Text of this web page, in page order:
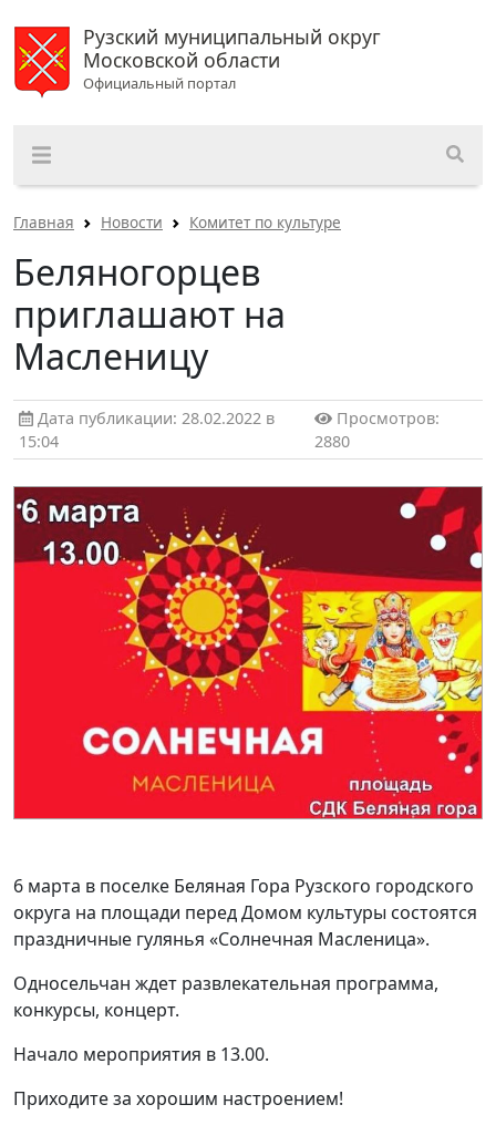
Рузский муниципальный округ
Московской области
Официальный портал
Главная Новости Комитет по культуре
Беляногорцев
приглашают на
Масленицу
Дата публикации: 28.02.2022 в
15:04
Просмотров:
2880
6 марта в поселке Беляная Гора Рузского городского
округа на площади перед Домом культуры состоятся
праздничные гулянья «Солнечная Масленица».
Односельчан ждет развлекательная программа,
конкурсы, концерт.
Начало мероприятия в 13.00.
Приходите за хорошим настроением!